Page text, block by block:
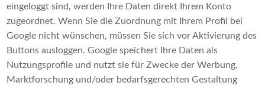
eingeloggt sind, werden Ihre Daten direkt Ihrem Konto
zugeordnet. Wenn Sie die Zuordnung mit Ihrem Profil bei
Google nicht wünschen, müssen Sie sich vor Aktivierung des
Buttons ausloggen. Google speichert Ihre Daten als
Nutzungsprofile und nutzt sie für Zwecke der Werbung,
Marktforschung und/oder bedarfsgerechten Gestaltung